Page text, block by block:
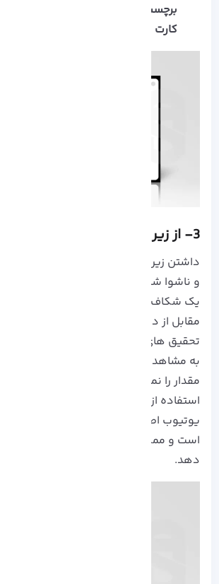
برچسب ها
کارت های عنوان پایانی
3- از زیر نویس استفاده کنید.
داشتن زیرنویس در ویدیو ها نه تنها به
و ناشوا شما کمک می کند بلکه می تواند
یک شکاف شنیداری، آن را پوشش دهد و
مقابل از دست دادن مخاطب شما باشد. از
تحقیق های انجام شده،
به مشاهده ویدیو های دارای زیرنویس
مقدار را نمی توان نادیده گرفت! توصیه
استفاده از زیرنویس این است که به
یوتیوب اطمینان نکنید! زیرا دقت این
است و ممکن است جملات نامفهومی را
دهد.